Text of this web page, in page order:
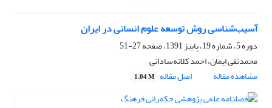
آسیب‌شناسی روش توسعه علوم انسانی در ایران
دوره 5، شماره 19، پاییز 1391، صفحه
27-51
محمدتقی ایمان، احمد کلاته‌ساداتی
مشاهده مقاله
اصل مقاله 1.04 M